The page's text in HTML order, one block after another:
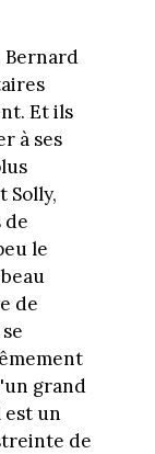
Bernard
Et ils
à ses
Solly,
de
le
de
grand
est un
de